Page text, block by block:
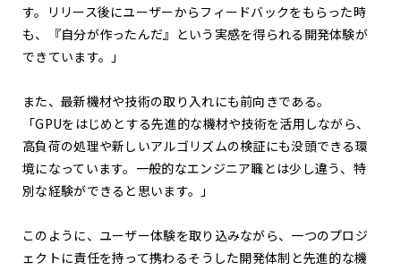
す。リリース後にユーザーからフィードバックをもらった時
も、『自分が作ったんだ』という実感を得られる開発体験が
できています。」
また、最新機材や技術の取り入れにも前向きである。
「GPUをはじめとする先進的な機材や技術を活用しながら、
高負荷の処理や新しいアルゴリズムの検証にも没頭できる環
境になっています。一般的なエンジニア職とは少し違う、特
別な経験ができると思います。」
このように、ユーザー体験を取り込みながら、一つのプロジ
ェクトに責任を持って携わる――そうした開発体制と先進的な機